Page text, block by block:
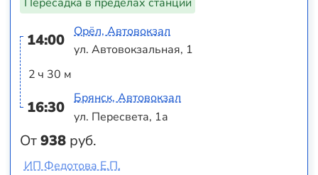
14:00
2 ч 30 м
16:30
От938 руб.
Орёл, Автовокзал
ул. Автовокзальная, 1
Брянск, Автовокзал
ул. Пересвета, 1а
ИП Федотова Е.П.